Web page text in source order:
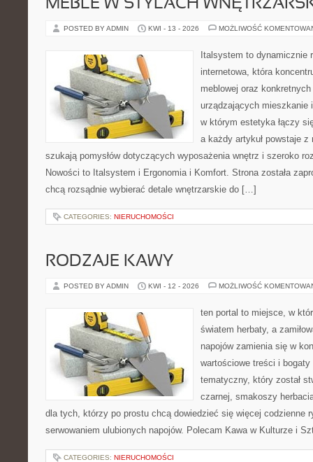
MEBLE W STYLACH
POSTED BY ADMIN KWI - 13 - 2026 MOŻLIWOŚĆ
Italsystem to dynamicznie
internetowa, która
meblowej oraz
urządzających mieszkanie
w którym estetyka łączy
a każdy artykuł powstaje
szukają pomysłów dotyczących wyposażenia wnętrz i szeroko
Nowości to Italsystem i Ergonomia i Komfort. Strona została
chcą rozsądnie wybierać detale wnętrzarskie do […]
CATEGORIES: NIERUCHOMOŚCI
RODZAJE KAWY
POSTED BY ADMIN KWI - 12 - 2026 MOŻLIWOŚĆ
ten portal to miejsce, w
światem herbaty, a
napojów zamienia się w
wartościowe treści i
tematyczny, który został
czarnej, smakoszy
dla tych, którzy po prostu chcą dowiedzieć się więcej codzienne
serwowaniem ulubionych napojów. Polecam Kawa w Kulturze i
CATEGORIES: NIERUCHOMOŚCI